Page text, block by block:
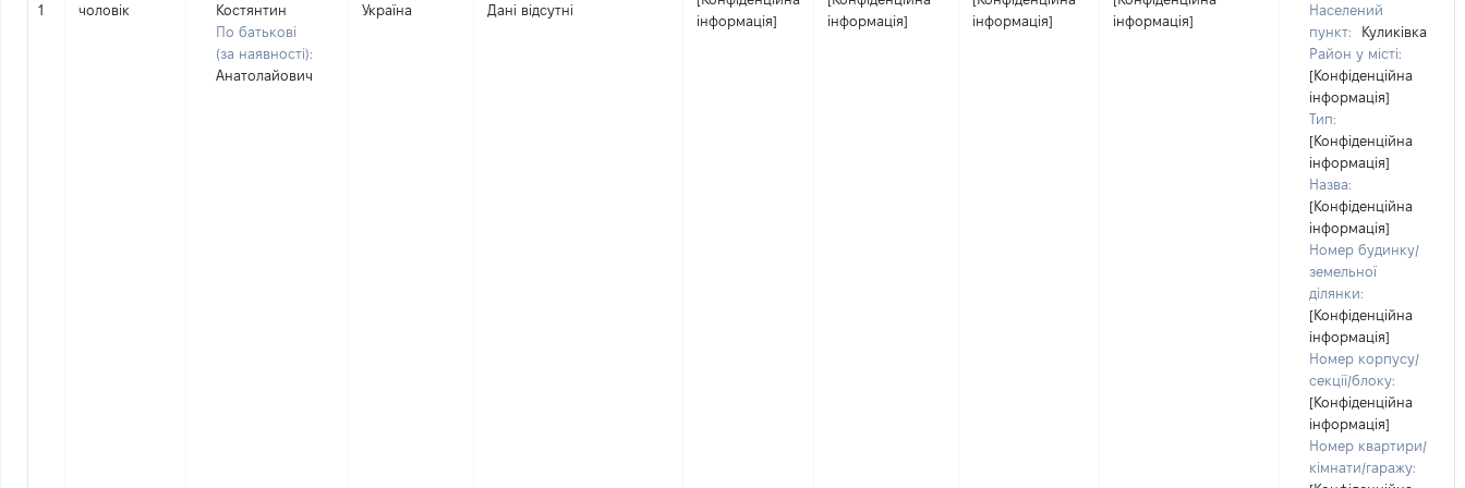
1 чоловік
Костянтин
По батькові
(за наявності):
Анатолайович
Україна Дані відсутні
інформація]
інформація]
інформація]
інформація]
Населений
пункт:
Куликівка
Район у місті:
[Конфіденційна
інформація]
Тип:
[Конфіденційна
інформація]
Назва:
[Конфіденційна
інформація]
Номер будинку/
земельної
ділянки:
[Конфіденційна
інформація]
Номер корпусу/
секції/блоку:
[Конфіденційна
інформація]
Номер квартири/
кімнати/гаражу: